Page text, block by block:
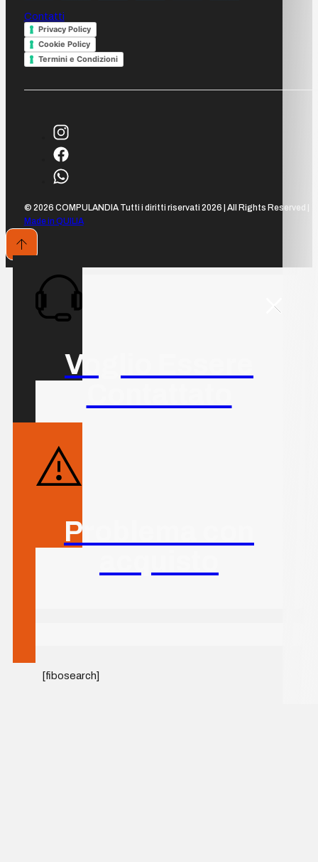
Contatti
Privacy Policy
Cookie Policy
Termini e Condizioni
© 2026 COMPULANDIA Tutti i diritti riservati 2026 | All Rights Reserved |
Made in QUILIA
Voglio Essere
Problema con
[fibosearch]